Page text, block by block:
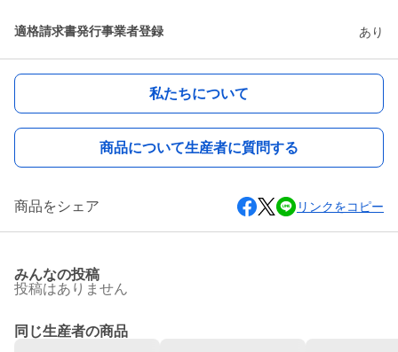
適格請求書発行事業者登録 あり
私たちについて
商品について生産者に質問する
商品をシェア リンクをコピー
みんなの投稿
投稿はありません
同じ生産者の商品